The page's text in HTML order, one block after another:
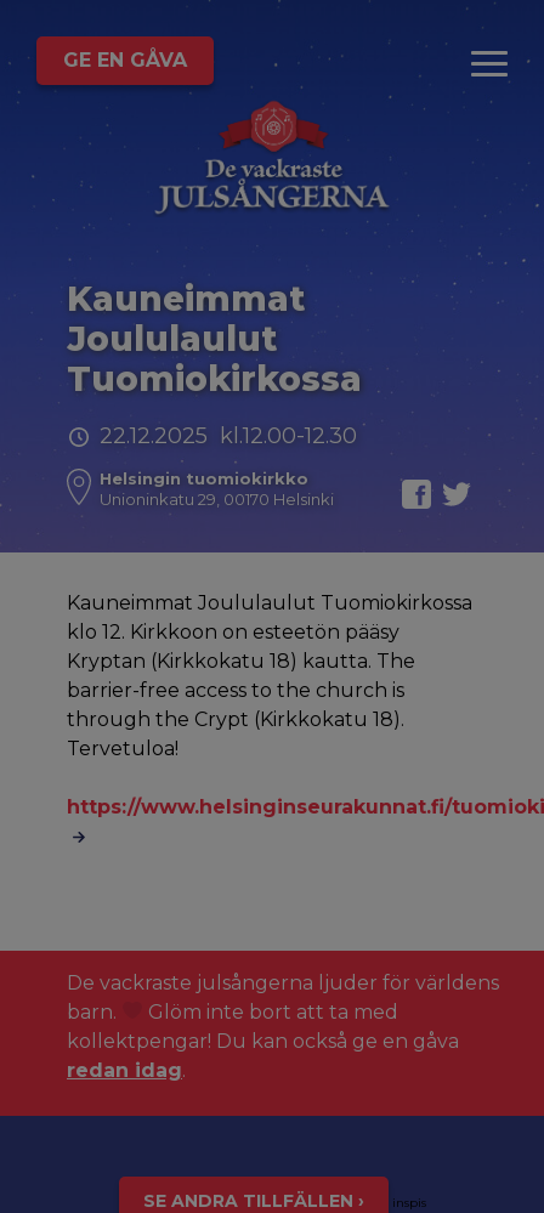
GE EN GÅVA
Kauneimmat
Joululaulut
Tuomiokirkossa
22.12.2025 kl.12.00-12.30
Helsingin tuomiokirkko
Unioninkatu 29, 00170 Helsinki
Kauneimmat Joululaulut Tuomiokirkossa
klo 12. Kirkkoon on esteetön pääsy
Kryptan (Kirkkokatu 18) kautta. The
barrier-free access to the church is
through the Crypt (Kirkkokatu 18).
Tervetuloa!
https://www.helsinginseurakunnat.fi/
De vackraste julsångerna ljuder för världens
barn.
Glöm inte bort att ta med
kollektpengar! Du kan också ge en gåva
redan idag.
SE ANDRA TILLFÄLLEN › inspis